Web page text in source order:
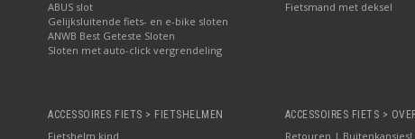
ABUS slot
Gelijksluitende fiets- en e-bike sloten
ANWB Best Geteste Sloten
Sloten met auto-click vergrendeling
Fietsmand met deksel
ACCESSOIRES FIETS > FIETSHELMEN
Fietshelm kind
ACCESSOIRES FIETS >
Retouren | Buitenkansjes!